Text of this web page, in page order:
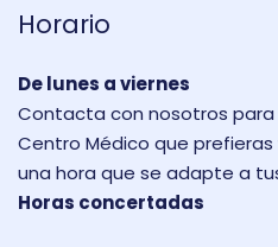
Horario
De lunes a viernes
Contacta con nosotros
Centro Médico que
una hora que se adapte a
Horas concertadas